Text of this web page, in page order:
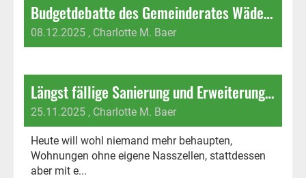
Budgetdebatte des Gemeinderates Wädenswil
08.12.2025 , Charlotte M. Baer
Längst fällige Sanierung und Erweiterung im «Bin Rääbe»
25.11.2025 , Charlotte M. Baer
Heute will wohl niemand mehr behaupten,
Wohnungen ohne eigene Nasszellen, stattdessen
aber mit e...